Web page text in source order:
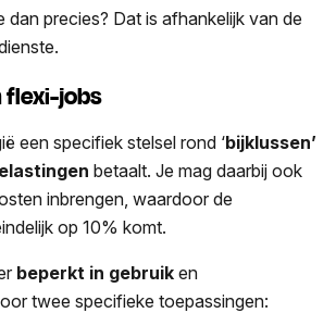
dan precies? Dat is afhankelijk van de
flexi-jobs
een specifiek stelsel rond ‘bijklussen’
betaalt. Je mag daarbij ook
inbrengen, waardoor de
op 10% komt.
beperkt in gebruik en
twee specifieke toepassingen: